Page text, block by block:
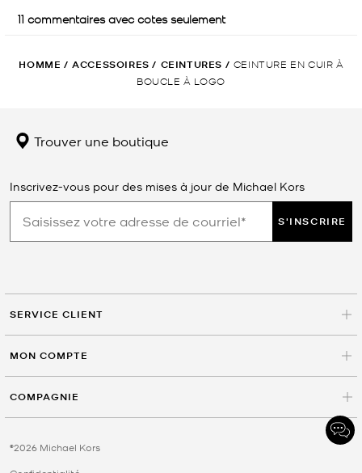
HOMME / ACCESSOIRES / CEINTURES / CEINTURE EN CUIR À
BOUCLE À LOGO
Trouver une boutique
Inscrivez-vous pour des mises à jour de Michael Kors
S'INSCRIRE
SERVICE CLIENT
MON COMPTE
COMPAGNIE
©2026 Michael Kors